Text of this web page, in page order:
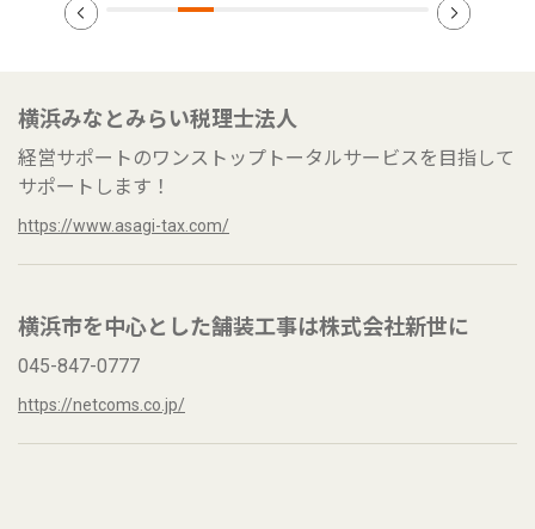
横浜みなとみらい税理士法人
経営サポートのワンストップトータルサービスを目指して
サポートします！
https://www.asagi-tax.com/
横浜市を中心とした舗装工事は株式会社新世に
045-847-0777
https://netcoms.co.jp/